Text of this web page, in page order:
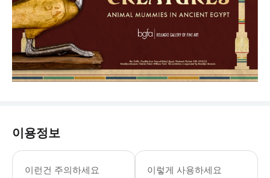
이용정보
이런건 주의하세요
벨라지오 미술관 월요일-일요일:
* 수십 년간 공개되지 않았던 브루클
이렇게 사용하세요